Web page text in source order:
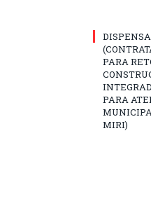
PARA
PARA
MIRI)